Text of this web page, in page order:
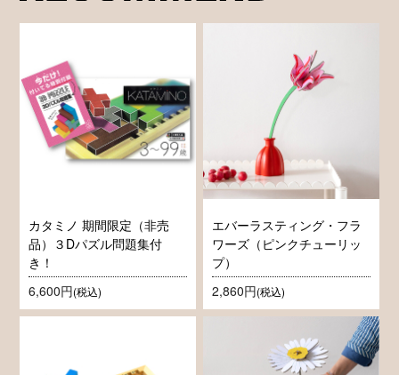
カタミノ 期間限定（非売
品）３Dパズル問題集付
き！
6,600円(税込)
エバーラスティング・フラ
ワーズ（ピンクチューリッ
プ）
2,860円(税込)